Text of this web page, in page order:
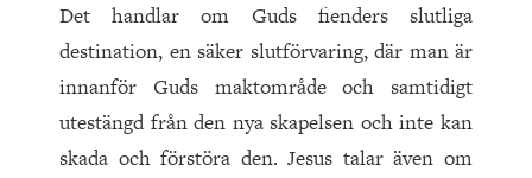
Det handlar om Guds fienders slutliga
destination, en säker slutförvaring, där man är
innanför Guds maktområde och samtidigt
utestängd från den nya skapelsen och inte kan
skada och förstöra den. Jesus talar även om